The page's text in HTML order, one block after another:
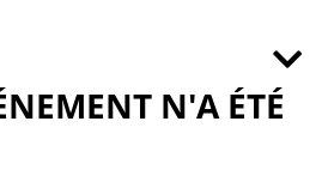
N'A ÉTÉ